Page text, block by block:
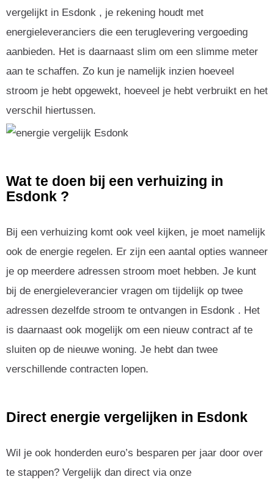
vergelijkt in Esdonk , je rekening houdt met
energieleveranciers die een teruglevering vergoeding
aanbieden. Het is daarnaast slim om een slimme meter
aan te schaffen. Zo kun je namelijk inzien hoeveel
stroom je hebt opgewekt, hoeveel je hebt verbruikt en het
verschil hiertussen.
Wat te doen bij een verhuizing in
Esdonk ?
Bij een verhuizing komt ook veel kijken, je moet namelijk
ook de energie regelen. Er zijn een aantal opties wanneer
je op meerdere adressen stroom moet hebben. Je kunt
bij de energieleverancier vragen om tijdelijk op twee
adressen dezelfde stroom te ontvangen in Esdonk . Het
is daarnaast ook mogelijk om een nieuw contract af te
sluiten op de nieuwe woning. Je hebt dan twee
verschillende contracten lopen.
Direct energie vergelijken in Esdonk
Wil je ook honderden euro’s besparen per jaar door over
te stappen? Vergelijk dan direct via onze